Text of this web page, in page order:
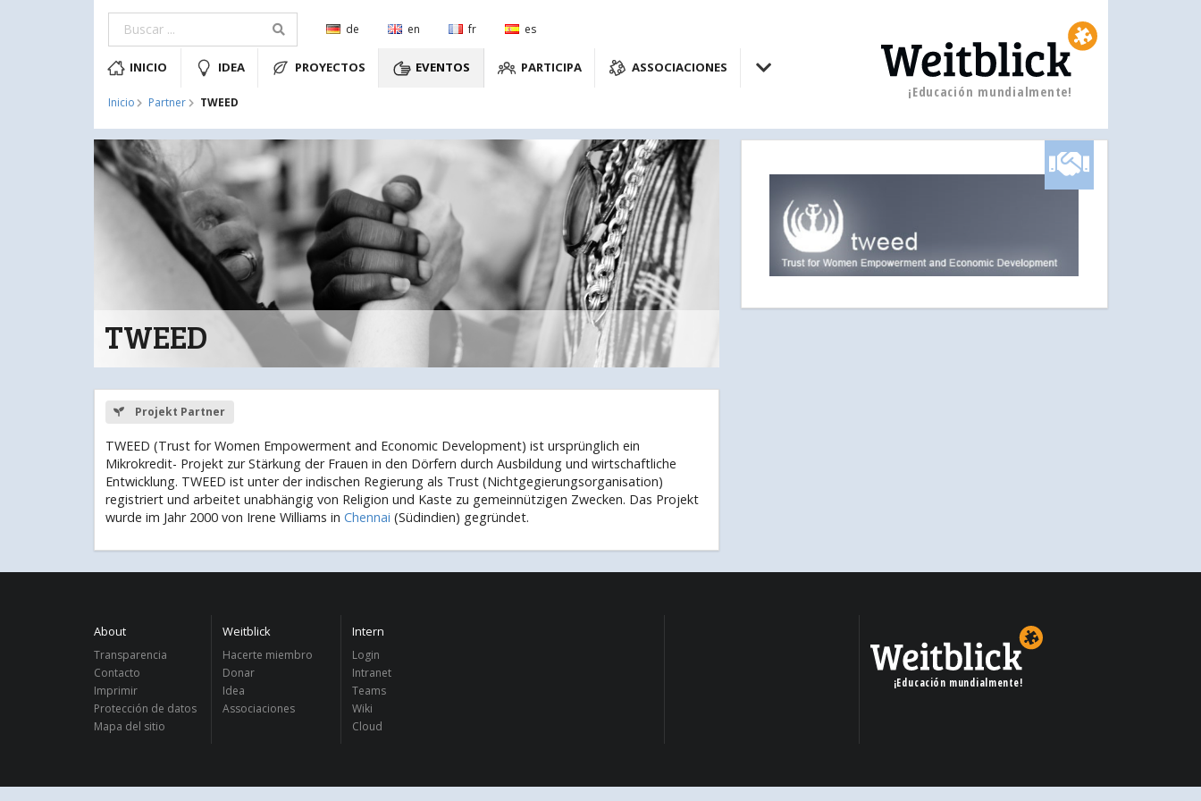
de en fr es
INICIO IDEA PROYECTOS EVENTOS PARTICIPA ASSOCIACIONES
Inicio Partner TWEED
¡Educación mundialmente!
TWEED
Projekt Partner
TWEED (Trust for Women Empowerment and Economic Development) ist ursprünglich ein
Mikrokredit- Projekt zur Stärkung der Frauen in den Dörfern durch Ausbildung und wirtschaftliche
Entwicklung. TWEED ist unter der indischen Regierung als Trust (Nichtgegierungsorganisation)
registriert und arbeitet unabhängig von Religion und Kaste zu gemeinnützigen Zwecken. Das Projekt
wurde im Jahr 2000 von Irene Williams in Chennai (Südindien) gegründet.
About
Transparencia
Contacto
Imprimir
Protección de datos
Mapa del sitio
Weitblick
Hacerte miembro
Donar
Idea
Associaciones
Intern
Login
Intranet
Teams
Wiki
Cloud
¡Educación mundialmente!